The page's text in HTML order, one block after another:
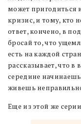
может пригодиться
кризис, и тому, кто
ответ, кончено, в
бросай то, что
есть на каждой
рассказывает, что
середине начинаешь
живешь
Еще из этой же